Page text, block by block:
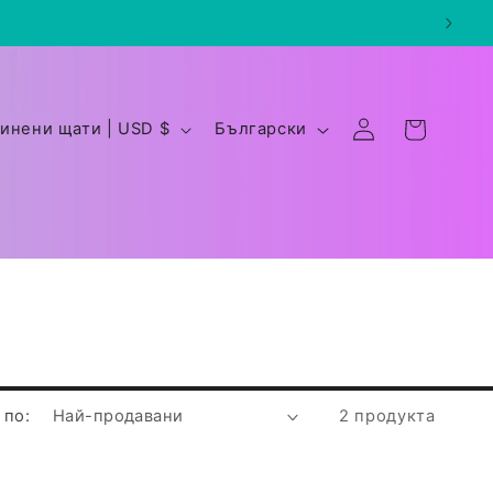
Съединени щати | USD $
Е
к
Български ВлизанеКоличка
по: 2 продукта